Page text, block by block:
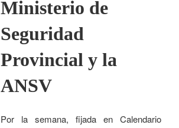
Ministerio de
Seguridad
Provincial y la
ANSV
Por la semana, fijada en Calendario